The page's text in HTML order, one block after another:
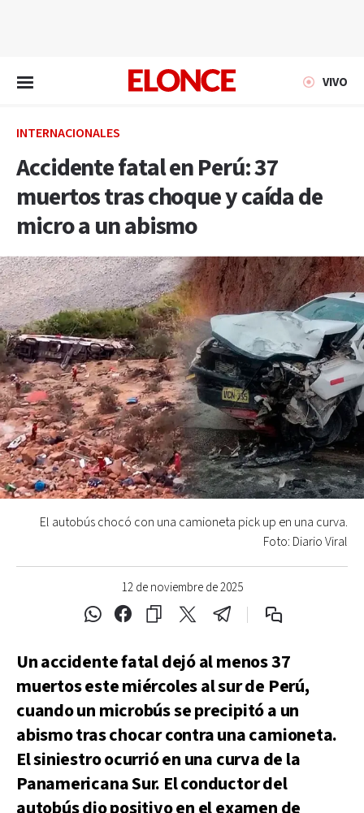
VIVO
INTERNACIONALES
Accidente fatal en Perú: 37
muertos tras choque y caída de
micro a un abismo
12 de noviembre de 2025
El autobús chocó con una camioneta pick up en una curva.
Foto: Diario Viral
Un accidente fatal dejó al menos 37
muertos este miércoles al sur de Perú,
cuando un microbús se precipitó a un
abismo tras chocar contra una camioneta.
El siniestro ocurrió en una curva de la
Panamericana Sur. El conductor del
autobús dio positivo en el examen de